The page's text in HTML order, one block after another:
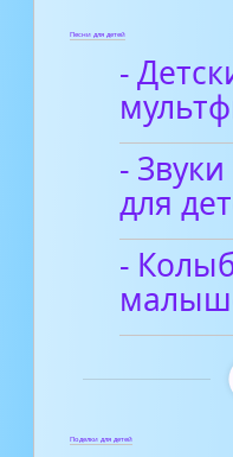
Песни для детей
-
-
для
-
Поделки для детей